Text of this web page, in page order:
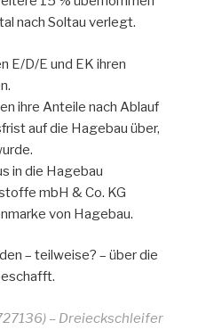
nach Soltau verlegt.
E/D/E und EK ihren
ihre Anteile nach Ablauf
auf die Hagebau über,
in die Hagebau
mbH & Co. KG
von Hagebau.
– teilweise? – über die
– Dreieckschleifer